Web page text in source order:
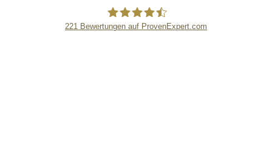
221 Bewertungen auf ProvenExpert.com